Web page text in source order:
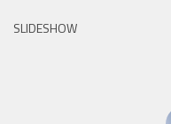
SLIDESHOW